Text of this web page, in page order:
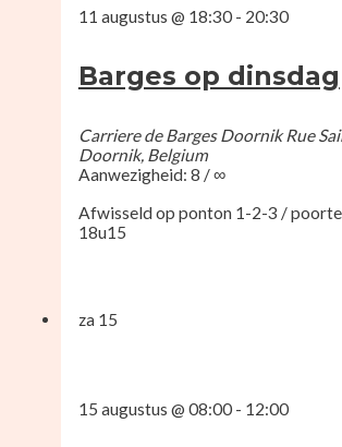
11 augustus @ 18:30- 20:30
Barges op dinsdag
Carriere de Barges DoornikRue
Doornik, Belgium
Aanwezigheid: 8 / ∞
Afwisseld op ponton 1-2-3 /
18u15
za 15
15 augustus @ 08:00- 12:00